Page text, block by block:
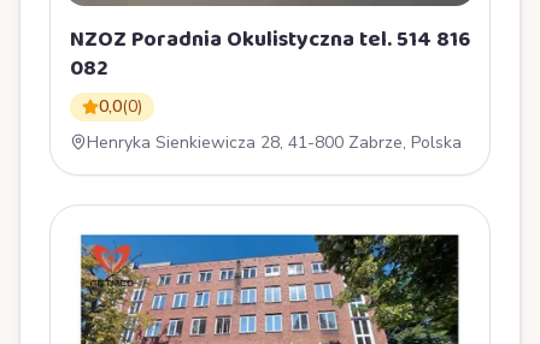
NZOZ Poradnia Okulistyczna tel. 514 816
082
0,0(0)
Henryka Sienkiewicza 28, 41-800 Zabrze, Polska